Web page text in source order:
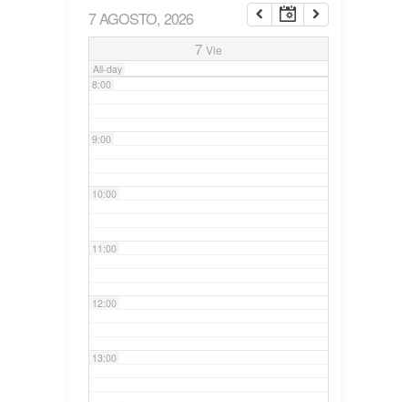
7 AGOSTO, 2026
7 Vie
All-day
7:00
8:00
9:00
10:00
11:00
12:00
13:00